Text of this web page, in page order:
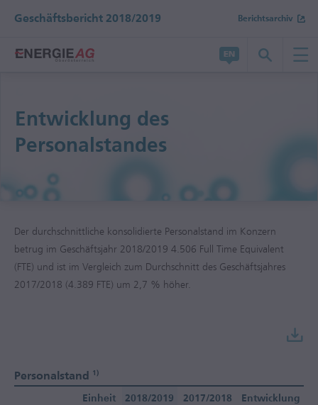
Geschäftsbericht 2018/2019 Berichtsarchiv
Bericht wechseln
Entwicklung des
Personalstandes
Der durchschnittliche konsolidierte Personalstand im Konzern
betrug im Geschäftsjahr 2018/2019 4.506 Full Time Equivalent
(FTE) und ist im Vergleich zum Durchschnitt des Geschäftsjahres
2017/2018 (4.389 FTE) um 2,7 % höher.
Personalstand 1)
Einheit 2018/2019 2017/2018 Entwicklung